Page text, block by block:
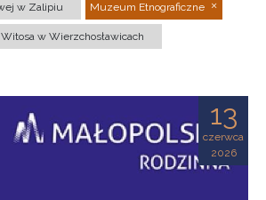
w Zalipiu Muzeum Etnograficzne
w Wierzchosławicach
13
czerwca
2026